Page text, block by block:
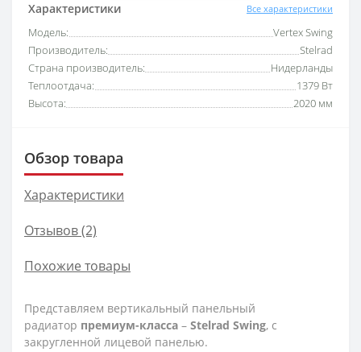
Характеристики Все характеристики
Модель:
Vertex Swing
Производитель:
Stelrad
Страна производитель:
Нидерланды
Теплоотдача:
1379 Вт
Высота:
2020 мм
Обзор товара
Характеристики
Отзывов (2)
Похожие товары
Представляем вертикальный панельный
радиатор премиум-класса – Stelrad Swing, с
закругленной лицевой панелью.